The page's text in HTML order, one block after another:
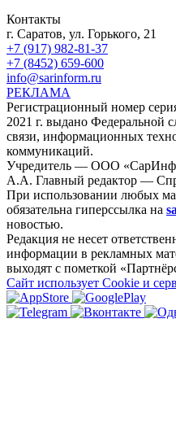
Контакты
г. Саратов, ул. Горького, 21
+7 (917) 982-81-37
+7 (8452) 659-600
info@sarinform.ru
РЕКЛАМА
Регистрационный номер
2021 г. выдано Федеральной
связи, информационных
коммуникаций.
Учредитель — ООО
А.А. Главный редактор —
При использовании любых
обязательна гиперссылка на
новостью.
Редакция не несет
информации в рекламных
выходят с пометкой
Сайт использует Cookie и